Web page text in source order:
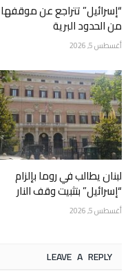
“إسرائيل” تتراجع عن موقفها
من الحدود البرية
أغسطس 5, 2026
لبنان يطالب في روما بإلزام
“إسرائيل” بتثبيت وقف النار
أغسطس 5, 2026
LEAVE A REPLY